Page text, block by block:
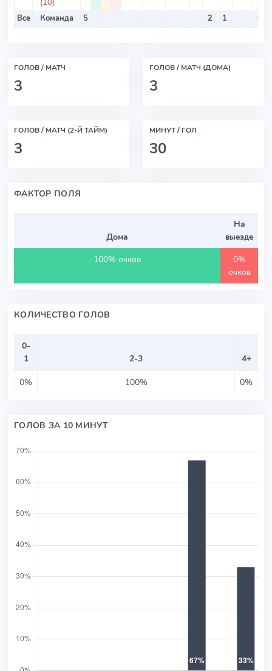
Все Команда 5 2 1
ГОЛОВ / МАТЧ
3
ГОЛОВ / МАТЧ (ДОМА)
3
ГОЛОВ / МАТЧ (2-Й ТАЙМ)
3
МИНУТ / ГОЛ
30
ФАКТОР ПОЛЯ
Дома
На
выезде
100% очков
0%
очков
КОЛИЧЕСТВО ГОЛОВ
0-
1
2-3
4+
0%
100% 0%
ГОЛОВ ЗА 10 МИНУТ